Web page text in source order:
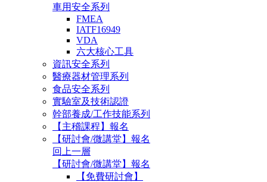
車用安全系列
FMEA
IATF16949
VDA
六大核心工具
資訊安全系列
醫療器材管理系列
食品安全系列
實驗室及技術認證
幹部養成/工作技能系列
【主稽課程】報名
【研討會/微講堂】報名
回上一層
【研討會/微講堂】報名
【免費研討會】